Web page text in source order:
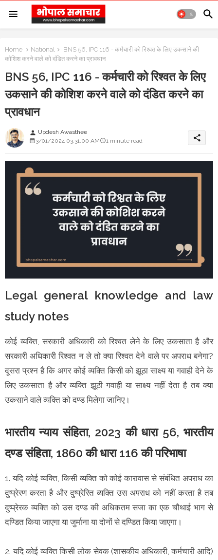
Home National
BNS 56, IPC 116 - कर्मचारी को रिश्वत के लिए उकसाने की
कोशिश करने वाले को दंडित करने का प्रावधान
BNS 56, IPC 116 - कर्मचारी को रिश्वत के लिए
उकसाने की कोशिश करने वाले को दंडित करने का
प्रावधान
person Updesh Awasthee
3/01/2024 03:31:00 AM
1 minute read share
Legal general knowledge and law
study notes
कोई व्यक्ति, सरकारी अधिकारी को रिश्वत लेने के लिए उकसाता है और
सरकारी अधिकारी रिश्वत न ले तो क्या रिश्वत देने वाले पर अपराध बनेगा?
दूसरा प्रश्न है कि अगर कोई व्यक्ति किसी को झूठा साक्ष्य या गवाही देने के
लिए उकसाता है और व्यक्ति झूठी गवाही या साक्ष्य नहीं देता है तब क्या
उकसाने वाले व्यक्ति को दण्ड मिलेगा जानिए।
भारतीय न्याय संहिता, 2023 की धारा 56, भारतीय
दण्ड संहिता, 1860 की धारा 116 की परिभाषा
1. यदि कोई व्यक्ति, किसी व्यक्ति को कोई कारावास से संबंधित अपराध का
दुष्प्रेरण करता है और दुष्प्रेरित व्यक्ति उस अपराध को नहीं करता है तब
दुष्प्रेरक व्यक्ति को उस दण्ड की अधिकतम सजा का एक चौथाई भाग से
दण्डित किया जाएगा या जुर्माना या दोनों से दण्डित किया जाएगा।
2. यदि कोई व्यक्ति किसी लोक सेवक (शासकीय अधिकारी, कर्मचारी आदि)